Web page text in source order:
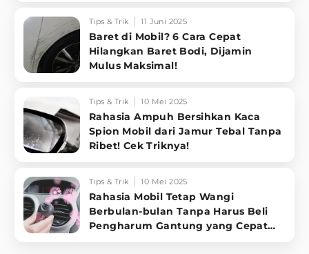
Tips & Trik 11 Juni 2025
Baret di Mobil? 6 Cara Cepat
Hilangkan Baret Bodi, Dijamin
Mulus Maksimal!
Tips & Trik 10 Mei 2025
Rahasia Ampuh Bersihkan Kaca
Spion Mobil dari Jamur Tebal Tanpa
Ribet! Cek Triknya!
Tips & Trik 10 Mei 2025
Rahasia Mobil Tetap Wangi
Berbulan-bulan Tanpa Harus Beli
Pengharum Gantung yang Cepat